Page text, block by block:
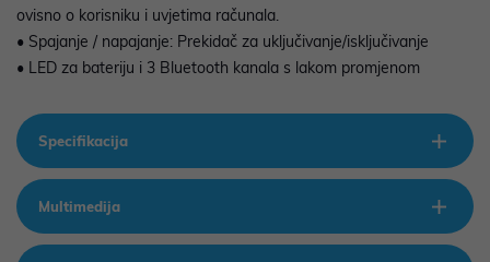
ovisno o korisniku i uvjetima računala.
• Spajanje / napajanje: Prekidač za uključivanje/isključivanje
• LED za bateriju i 3 Bluetooth kanala s lakom promjenom
Specifikacija
Multimedija